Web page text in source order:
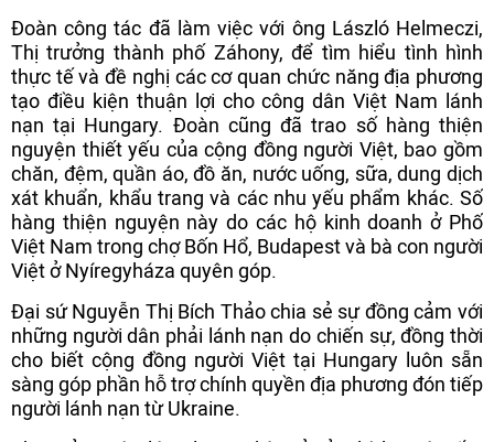
Đoàn công tác đã làm việc với ông László Helmeczi,
Thị trưởng thành phố Záhony, để tìm hiểu tình hình
thực tế và đề nghị các cơ quan chức năng địa phương
tạo điều kiện thuận lợi cho công dân Việt Nam lánh
nạn tại Hungary. Đoàn cũng đã trao số hàng thiện
nguyện thiết yếu của cộng đồng người Việt, bao gồm
chăn, đệm, quần áo, đồ ăn, nước uống, sữa, dung dịch
xát khuẩn, khẩu trang và các nhu yếu phẩm khác. Số
hàng thiện nguyện này do các hộ kinh doanh ở Phố
Việt Nam trong chợ Bốn Hổ, Budapest và bà con người
Việt ở Nyíregyháza quyên góp.
Đại sứ Nguyễn Thị Bích Thảo chia sẻ sự đồng cảm với
những người dân phải lánh nạn do chiến sự, đồng thời
cho biết cộng đồng người Việt tại Hungary luôn sẵn
sàng góp phần hỗ trợ chính quyền địa phương đón tiếp
người lánh nạn từ Ukraine.